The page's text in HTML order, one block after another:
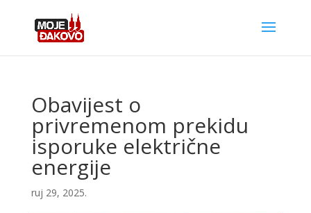
Obavijest o
privremenom prekidu
isporuke električne
energije
ruj 29, 2025.